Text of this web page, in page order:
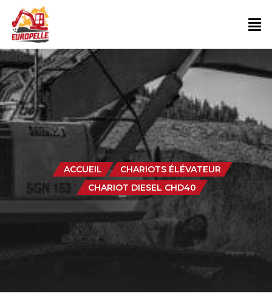
ACCUEIL
CHARIOTS ÉLÉVATEUR
CHARIOT DIESEL CHD40